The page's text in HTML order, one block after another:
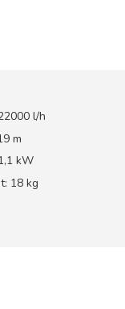
l/h
m
kW
18 kg